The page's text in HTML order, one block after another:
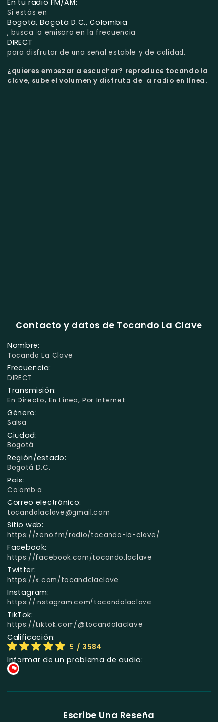
En tu radio FM/AM:
Si estás en
Bogotá, Bogotá D.C., Colombia
, busca la emisora en la frecuencia
DIRECT
para disfrutar de una señal estable y de calidad.
¿quieres empezar a escuchar? reproduce tocando la
clave, sube el volumen y disfruta de la radio en línea.
Contacto y datos de Tocando La Clave
Nombre:
Tocando La Clave
Frecuencia:
DIRECT
Transmisión:
En Directo, En Línea, Por Internet
Género:
Salsa
Ciudad:
Bogotá
Región/estado:
Bogotá D.C.
País:
Colombia
Correo electrónico:
tocandolaclave@gmail.com
Sitio web:
https://zeno.fm/radio/tocando-la-clave/
Facebook:
https://facebook.com/tocando.laclave
Twitter:
https://x.com/tocandolaclave
Instagram:
https://instagram.com/tocandolaclave
TikTok:
https://tiktok.com/@tocandolaclave
Calificación:
5 / 3584
Informar de un problema de audio:
Escribe Una Reseña